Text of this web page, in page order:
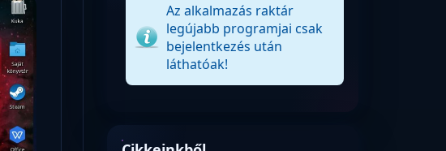
Az alkalmazás raktár
legújabb programjai csak
bejelentkezés után
láthatóak!